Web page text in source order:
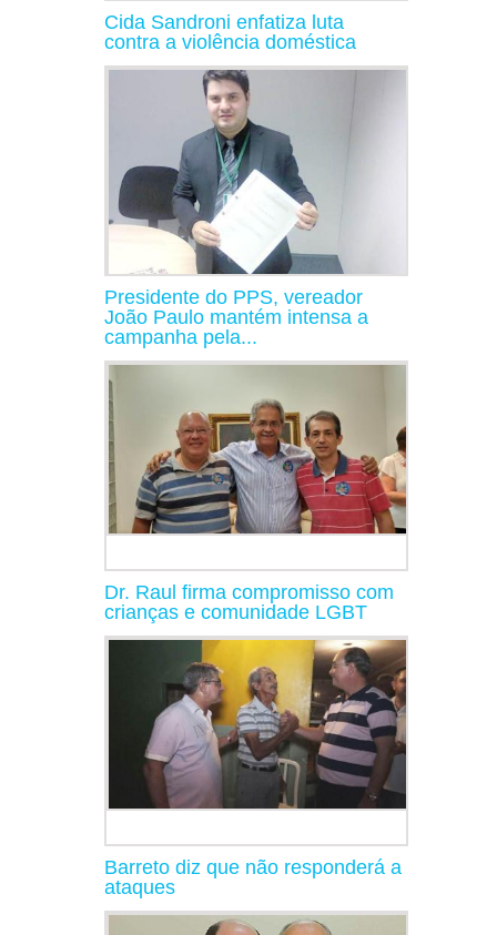
Cida Sandroni enfatiza luta
contra a violência doméstica
Presidente do PPS, vereador
João Paulo mantém intensa a
campanha pela...
Dr. Raul firma compromisso com
crianças e comunidade LGBT
Barreto diz que não responderá a
ataques